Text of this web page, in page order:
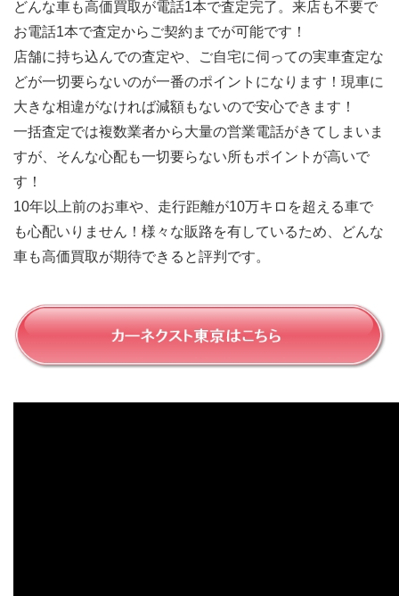
どんな車も高価買取が電話1本で査定完了。来店も不要で
お電話1本で査定からご契約までが可能です！
店舗に持ち込んでの査定や、ご自宅に伺っての実車査定な
どが一切要らないのが一番のポイントになります！現車に
大きな相違がなければ減額もないので安心できます！
一括査定では複数業者から大量の営業電話がきてしまいま
すが、そんな心配も一切要らない所もポイントが高いで
す！
10年以上前のお車や、走行距離が10万キロを超える車で
も心配いりません！様々な販路を有しているため、どんな
車も高価買取が期待できると評判です。